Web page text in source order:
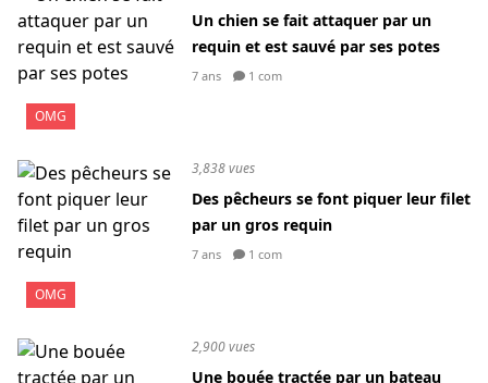
OMG
Un chien se fait attaquer par un
requin et est sauvé par ses potes
7 ans 1 com
OMG
3,838 vues
Des pêcheurs se font piquer leur filet
par un gros requin
7 ans 1 com
2,900 vues
Une bouée tractée par un bateau